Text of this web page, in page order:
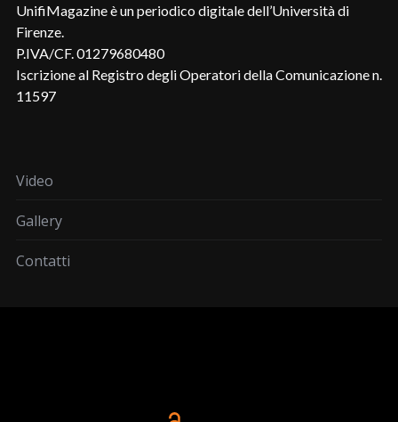
UnifiMagazine è un periodico digitale dell’Università di
Firenze.
P.IVA/CF. 01279680480
Iscrizione al Registro degli Operatori della Comunicazione n.
11597
Video
Gallery
Contatti